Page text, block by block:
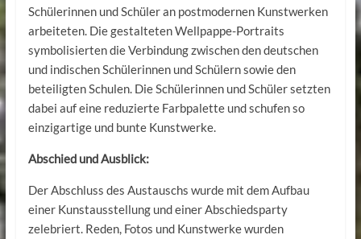
Schülerinnen und Schüler an postmodernen Kunstwerken
arbeiteten. Die gestalteten Wellpappe-Portraits
symbolisierten die Verbindung zwischen den deutschen
und indischen Schülerinnen und Schülern sowie den
beteiligten Schulen. Die Schülerinnen und Schüler setzten
dabei auf eine reduzierte Farbpalette und schufen so
einzigartige und bunte Kunstwerke.
Abschied und Ausblick:
Der Abschluss des Austauschs wurde mit dem Aufbau
einer Kunstausstellung und einer Abschiedsparty
zelebriert. Reden, Fotos und Kunstwerke wurden